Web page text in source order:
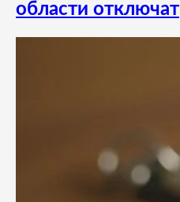
области отключат